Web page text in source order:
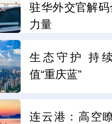
驻华外交官解
力量
生态守护 持
值“重庆蓝”
连云港：高空